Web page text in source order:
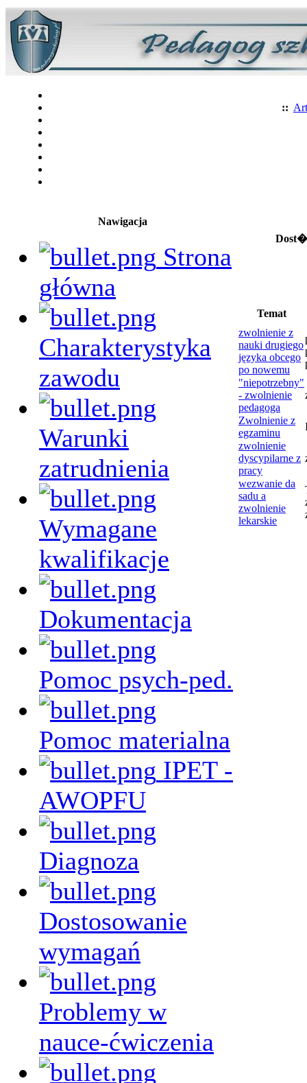
::
Nawigacja
Strona
główna
Charakterystyka
zawodu
Warunki
zatrudnienia
Wymagane
kwalifikacje
Dokumentacja
Pomoc psych-ped.
Pomoc materialna
IPET -
AWOPFU
Diagnoza
Dostosowanie
wymagań
Problemy w
nauce-ćwiczenia
Temat
zwolnienie z
nauki drugiego
języka obcego
po nowemu
"niepotrzebny"
- zwolnienie
pedagoga
Zwolnienie z
egzaminu
zwolnienie
dyscypilarne z
pracy
wezwanie da
sadu a
zwolnienie
lekarskie